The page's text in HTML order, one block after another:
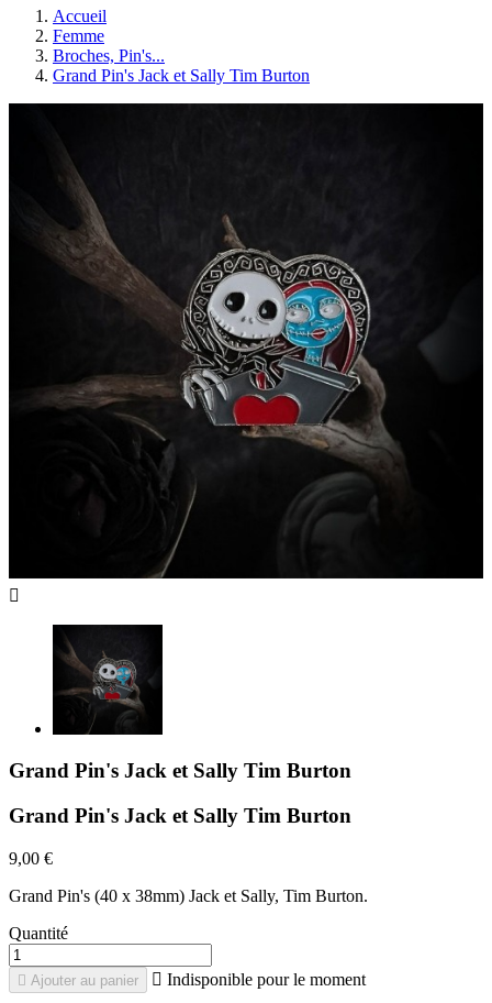
Accueil
Femme
Broches, Pin's...
Grand Pin's Jack et Sally Tim Burton

Grand Pin's Jack et Sally Tim Burton
Grand Pin's Jack et Sally Tim Burton
9,00 €
Grand Pin's (40 x 38mm) Jack et Sally, Tim Burton.
Quantité
 Ajouter au panier  Indisponible pour le moment